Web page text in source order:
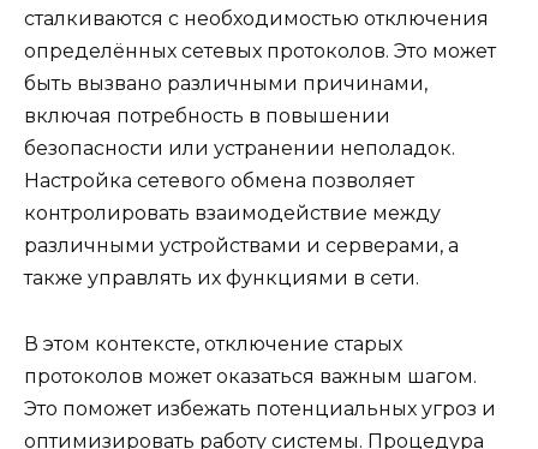
сталкиваются с необходимостью отключения
определённых сетевых протоколов. Это может
быть вызвано различными причинами,
включая потребность в повышении
безопасности или устранении неполадок.
Настройка сетевого обмена позволяет
контролировать взаимодействие между
различными устройствами и серверами, а
также управлять их функциями в сети.
В этом контексте, отключение старых
протоколов может оказаться важным шагом.
Это поможет избежать потенциальных угроз и
оптимизировать работу системы. Процедура